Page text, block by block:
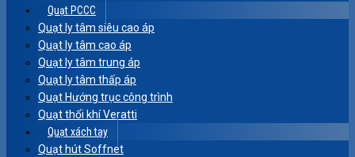
Quạt PCCC
Quạt ly tâm siêu cao áp
Quạt ly tâm cao áp
Quạt ly tâm trung áp
Quạt ly tâm thấp áp
Quạt Hướng trục công trình
Quạt thổi khí Veratti
Quạt xách tay
Quạt hút Soffnet